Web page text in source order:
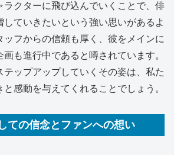
ラクターに飛び込んでいくことで、俳
ていきたいという強い思いがあるよ
ッフからの信頼も厚く、彼をメインに
も進行中であると噂されています。
テップアップしていくその姿は、私た
感動を与えてくれることでしょう。
ての信念とファンへの想い